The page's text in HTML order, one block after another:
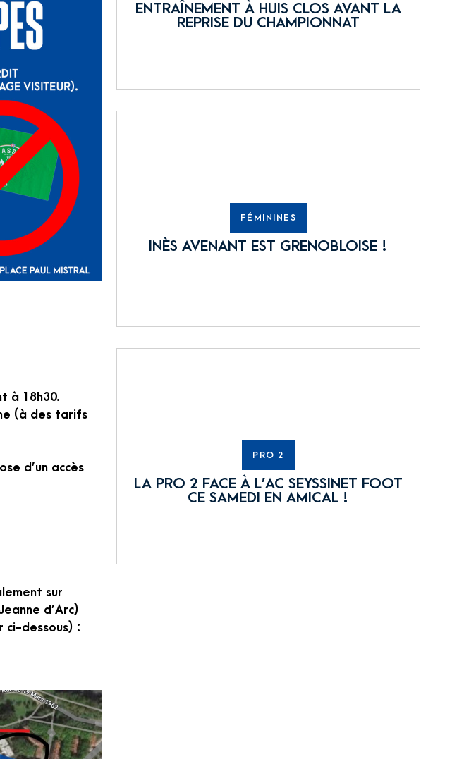
à 18h30.
(à des tarifs
d’un accès
sur
d’Arc)
ci-dessous) :
ENTRAÎNEMENT À HUIS CLOS AVANT LA
REPRISE DU CHAMPIONNAT
FÉMININES
INÈS AVENANT EST GRENOBLOISE !
PRO 2
LA PRO 2 FACE À L’AC SEYSSINET FOOT
CE SAMEDI EN AMICAL !